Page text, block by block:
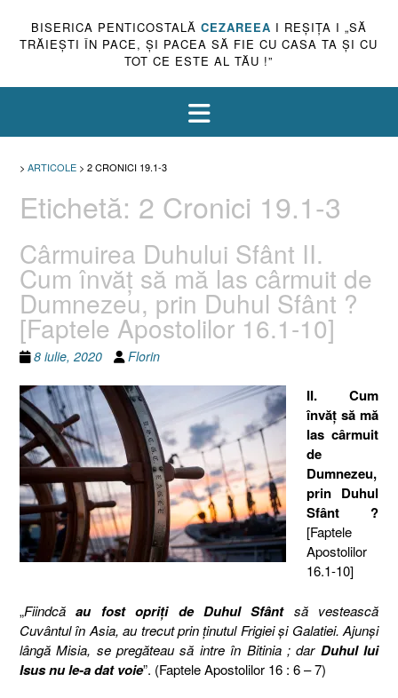
BISERICA PENTICOSTALĂ CEZAREEA I REŞIŢA I „SĂ
TRĂIEŞTI ÎN PACE, ŞI PACEA SĂ FIE CU CASA TA ŞI CU
TOT CE ESTE AL TĂU !”
> ARTICOLE > 2 CRONICI 19.1-3
Etichetă: 2 Cronici 19.1-3
Cârmuirea Duhului Sfânt II.
Cum învăţ să mă las cârmuit de
Dumnezeu, prin Duhul Sfânt ?
[Faptele Apostolilor 16.1-10]
8 iulie, 2020 Florin
II. Cum
învăţ să mă
las cârmuit
de
Dumnezeu,
prin Duhul
Sfânt ?
[Faptele
Apostolilor
16.1-10]
„Fiindcăau fost opriţi de Duhul Sfântsă vestească
Cuvântul în Asia, au trecut prin ţinutul Frigiei şi Galatiei. Ajunşi
lângă Misia, se pregăteau să intre în Bitinia ; dar Duhul lui
Isus nu le-a dat voie”. (Faptele Apostolilor 16 : 6 – 7)